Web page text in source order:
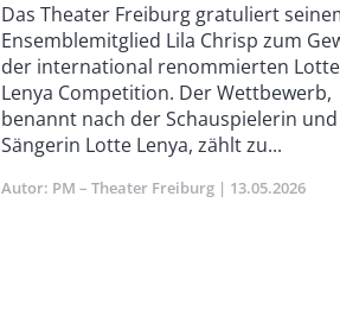
Body
Das Theater Freiburg gratuliert
Ensemblemitglied Lila Chrisp zum
der international renommierten Lotte
Lenya Competition. Der Wettbewerb,
benannt nach der Schauspielerin und
Sängerin Lotte Lenya, zählt zu...
Autor PM – Theater Freiburg 13.05.2026